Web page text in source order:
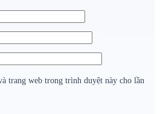
trang web trong trình duyệt này cho lần